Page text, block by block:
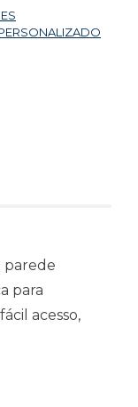
parede
para
acesso,